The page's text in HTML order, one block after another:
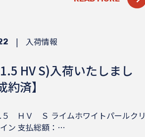
| 入荷情報
HV S)入荷いたしまし
約済】
ＨＶ Ｓ ライムホワイトパールクリ
ン 支払総額：…